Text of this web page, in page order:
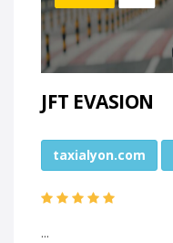
JFT EVASION
taxialyon.com
...